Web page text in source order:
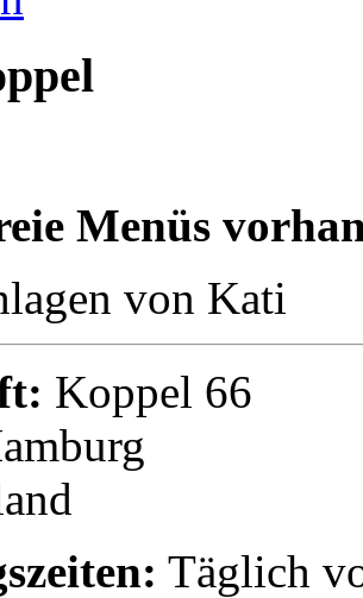
Menüs
von Kati
Koppel 66
Täglich